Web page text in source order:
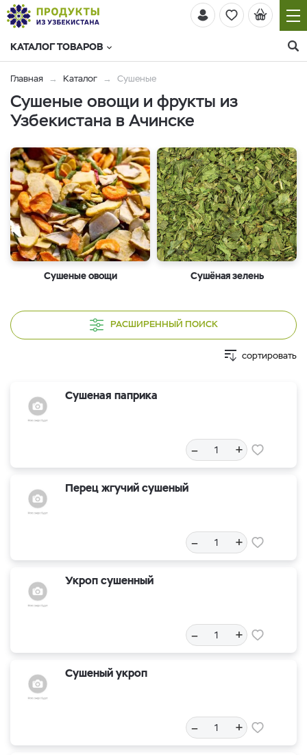
КАТАЛОГ ТОВАРОВ
Главная Каталог Сушеные
Сушеные овощи и фрукты из
Узбекистана в Ачинске
Сушеные овощи Cушёная зелень
РАСШИРЕННЫЙ ПОИСК
сортировать
Сушеная паприка
– +
Перец жгучий сушеный
– +
Укроп сушенный
– +
Сушеный укроп
– +